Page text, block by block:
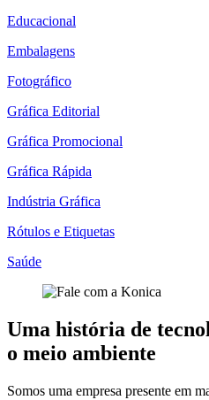
Educacional
Embalagens
Fotográfico
Gráfica Editorial
Gráfica Promocional
Gráfica Rápida
Indústria Gráfica
Rótulos e Etiquetas
Saúde
Uma história de
o meio ambiente
Somos uma empresa presente em